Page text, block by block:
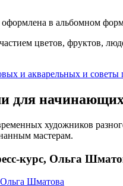
в альбомном
цветов, фруктов,
и акварельных и советы
для
художников
мастерам.
курс, Ольга